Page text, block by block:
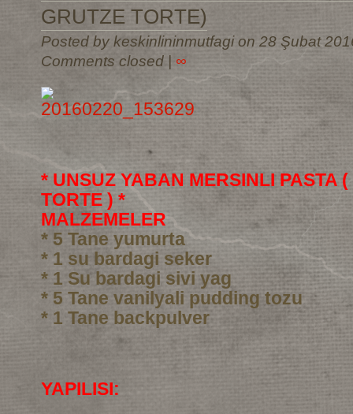
GRUTZE TORTE)
Posted by keskinlininmutfagi on 28 Şubat
Comments closed| ∞
* UNSUZ YABAN MERSINLI PASTA
TORTE ) *
MALZEMELER
* 5 Tane yumurta
* 1 su bardagi seker
* 1 Su bardagi sivi yag
* 5 Tane vanilyali pudding tozu
* 1 Tane backpulver
YAPILISI: